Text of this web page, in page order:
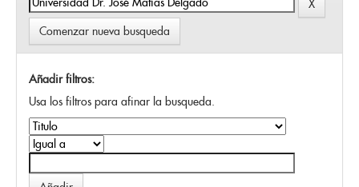
Comenzar nueva busqueda
Añadir filtros:
Usa los filtros para afinar la busqueda.